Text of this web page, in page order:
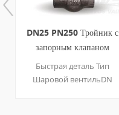
DN25 PN250 Тройник с
запорным клапаном
Ковочная сталь API 602
Быстрая деталь Тип
Шаровой вентильDN